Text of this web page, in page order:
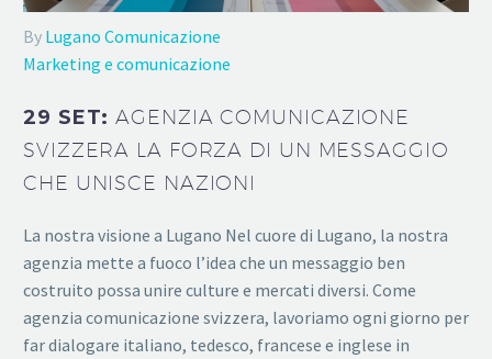
By Lugano Comunicazione
Marketing e comunicazione
29 SET:AGENZIA COMUNICAZIONE
SVIZZERA LA FORZA DI UN MESSAGGIO
CHE UNISCE NAZIONI
La nostra visione a Lugano Nel cuore di Lugano, la nostra
agenzia mette a fuoco l’idea che un messaggio ben
costruito possa unire culture e mercati diversi. Come
agenzia comunicazione svizzera, lavoriamo ogni giorno per
far dialogare italiano, tedesco, francese e inglese in